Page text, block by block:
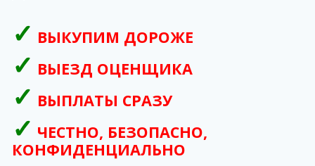
ВЫКУПИМ ДОРОЖЕ
ВЫЕЗД ОЦЕНЩИКА
ВЫПЛАТЫ СРАЗУ
ЧЕСТНО, БЕЗОПАСНО,
КОНФИДЕНЦИАЛЬНО